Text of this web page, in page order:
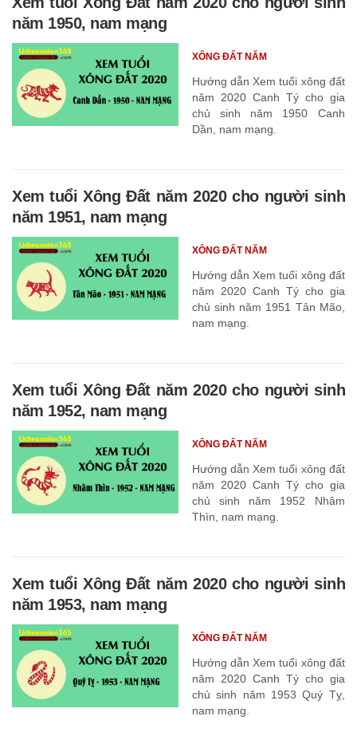
năm 1950, nam mạng
Hướng dẫn Xem tuổi xông đất
năm 2020 Canh Tý cho gia
chủ sinh năm 1950 Canh
Dần, nam mạng.
XÔNG ĐẤT NĂM
Xem tuổi Xông Đất năm 2020 cho người sinh
năm 1951, nam mạng
Hướng dẫn Xem tuổi xông đất
năm 2020 Canh Tý cho gia
chủ sinh năm 1951 Tân Mão,
nam mạng.
XÔNG ĐẤT NĂM
Xem tuổi Xông Đất năm 2020 cho người sinh
năm 1952, nam mạng
Hướng dẫn Xem tuổi xông đất
năm 2020 Canh Tý cho gia
chủ sinh năm 1952 Nhâm
Thìn, nam mạng.
XÔNG ĐẤT NĂM
Xem tuổi Xông Đất năm 2020 cho người sinh
năm 1953, nam mạng
Hướng dẫn Xem tuổi xông đất
năm 2020 Canh Tý cho gia
chủ sinh năm 1953 Quý Tỵ,
nam mạng.
XÔNG ĐẤT NĂM